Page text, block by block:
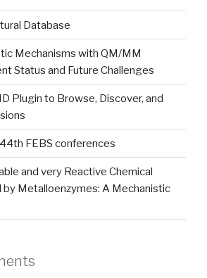
Database
Mechanisms with QM/MM
Status and Future Challenges
Plugin to Browse, Discover, and
FEBS conferences
and very Reactive Chemical
by Metalloenzymes: A Mechanistic